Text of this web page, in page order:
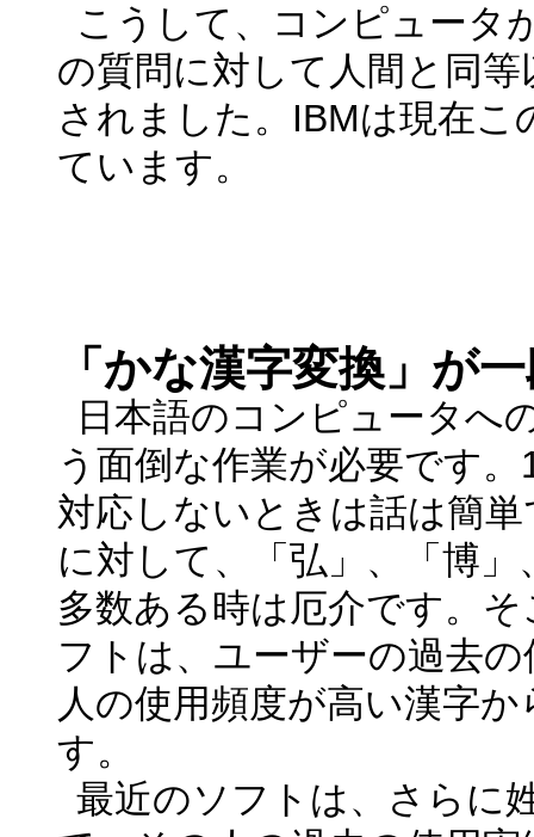
こうして、コンピュータ
の質問に対して人間と同
されました。 IBMは現在こ
ています。
「かな漢字変換」が
日本語のコンピュータへ
う面倒な作業が必要です。
対応しないときは話は簡
に対して、「弘」、「博
多数ある時は厄介です。
フトは、ユーザーの過去
人の使用頻度が高い漢字
す。
最近のソフトは、さらに